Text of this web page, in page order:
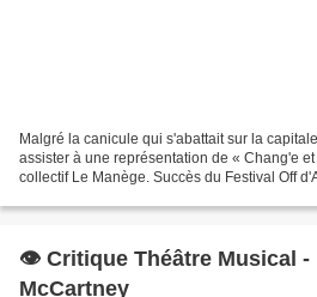
Malgré la canicule qui s'abattait sur la
assister à une représentation de « Chang'e
collectif Le Manège. Succès du Festival Off
👁️ Critique Théâtre Musical -
McCartney